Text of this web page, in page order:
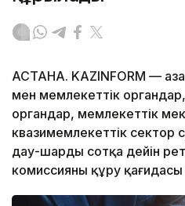
АСТАНА. KAZINFORM —
мен мемлекеттік
органдар, мемлекеттік
квазимемлекеттік сектор
дау-шарды сотқа дейін
комиссияны құру қағидасы